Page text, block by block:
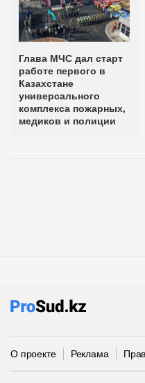
Глава МЧС дал старт
работе первого в
Казахстане
универсального
комплекса пожарных,
медиков и полиции
О проекте Реклама